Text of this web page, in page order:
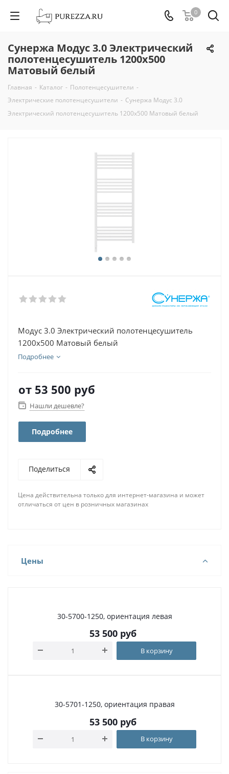
0
Сунержа Модус 3.0 Электрический
полотенцесушитель 1200х500
Матовый белый
Главная - Каталог - Полотенцесушители -
Электрические полотенцесушители - Сунержа Модус 3.0
Электрический полотенцесушитель 1200х500 Матовый белый
Модус 3.0 Электрический полотенцесушитель
1200х500 Матовый белый
Подробнее
от 53 500 руб
Нашли дешевле?
Подробнее
Поделиться
Цена действительна только для интернет-магазина и может
отличаться от цен в розничных магазинах
Цены
30-5700-1250, ориентация левая
53 500руб
В корзину
30-5701-1250, ориентация правая
53 500руб
В корзину